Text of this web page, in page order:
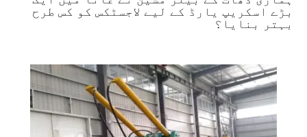
بڑے اسکریپ یارڈ کے لیے لاجسٹکس کو کس طرح
بہتر بنایا؟